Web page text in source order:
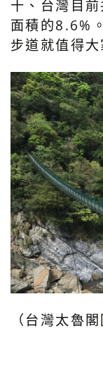
十、台灣目
面積的8.6%
步道就值得
（台灣太魯